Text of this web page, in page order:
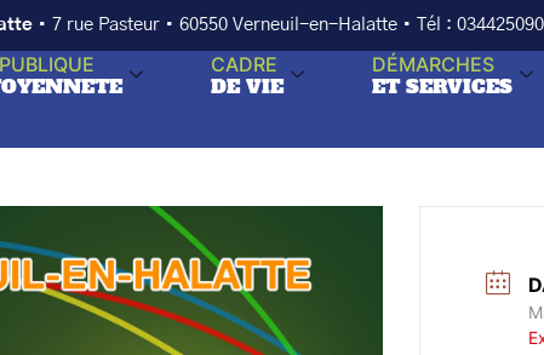
• 7 rue Pasteur • 60550 Verneuil-en-Halatte • Tél :
CADRE
DE VIE
DÉMARCHES
ET SERVICES